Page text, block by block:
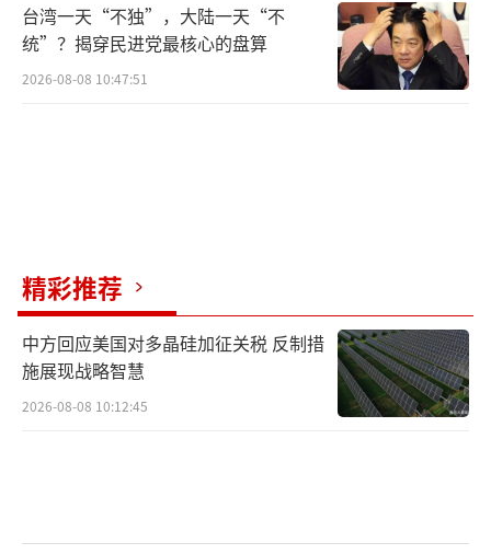
台湾一天“不独”，大陆一天“不
统”？揭穿民进党最核心的盘算
2026-08-08 10:47:51
精彩推荐
中方回应美国对多晶硅加征关税 反制措
施展现战略智慧
2026-08-08 10:12:45